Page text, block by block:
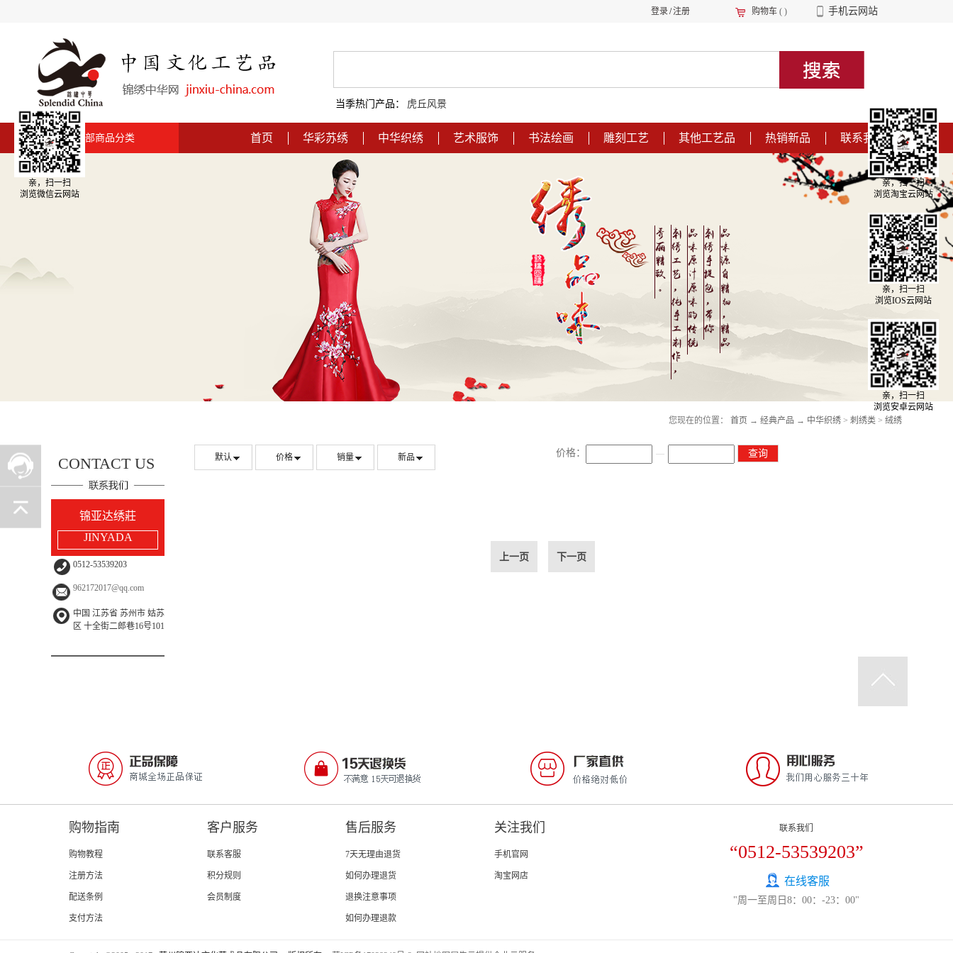
手机云网站
购物车 ( )
登录/注册
全部商品分类
当季热门产品： 虎丘风景
首页 华彩苏绣 中华织绣 艺术服饰 书法绘画 雕刻工艺 其他工艺品 热销新品 联系我们
CONTACT US
锦亚达绣莊
JINYADA
0512-53539203
962172017@qq.com
中国 江苏省 苏州市 姑苏
区 十全街二郎巷16号101
您现在的位置： 首页 → 经典产品 → 中华织绣 > 刺绣类 > 绒绣
默认 价格 销量 新品 价格： — 查询
上一页 下一页
购物指南
购物教程
注册方法
配送条例
支付方法
客户服务
联系客服
积分规则
会员制度
售后服务
7天无理由退货
如何办理退货
退换注意事项
如何办理退款
关注我们
手机官网
淘宝网店
联系我们
“0512-53539203”
在线客服
"周一至周日8：00：-23：00"
亲，扫一扫
浏览淘宝云网站
亲，扫一扫
浏览微信云网站
亲，扫一扫
浏览安卓云网站
亲，扫一扫
浏览IOS云网站